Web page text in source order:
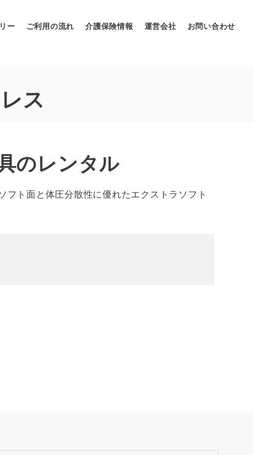
ー ご利用の流れ 介護保険情報 運営会社 お問い合わせ
ス
のレンタル
フト面と体圧分散性に優れたエクストラソフト